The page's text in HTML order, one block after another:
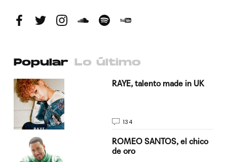
Popular Lo último
RAYE, talento made in UK
134
ROMEO SANTOS, el chico
de oro